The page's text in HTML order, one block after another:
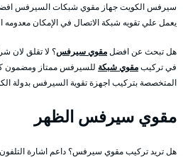
سيرفس الكويت جهاز مقوي شبكات السيرفس
يعمل علي تقويه شبكة الاتصال في الإمكان معدومه
هل تبحث عن افضلمقوي سيرفس؟ لا تقلق لان
في تركيبمقوي شبكة للسيرفس ممتاز ومضمون
المتخصصة بتركيب اجهزة تقوية السيرفس بدولة
مقوي سيرفس الظهر
هل تريد تركيب مقوي سيرفس؟ داعم اشارة